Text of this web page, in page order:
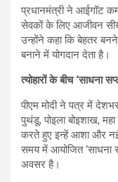
प्रधानमंत्री ने आईगॉट
सेवकों के लिए आजीवन
उन्होंने कहा कि बेहतर
बनाने में योगदान देता है।
त्योहारों के बीच ‘साधना
पीएम मोदी ने पत्र में देशभर
पुथंडू, पोइला बोइशाख,
करते हुए इन्हें आशा और
समय में आयोजित ‘साधना
अवसर है।